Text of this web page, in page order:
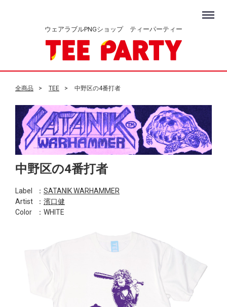
ウェアラブルPNGショップ ティーパーティー
Menu
全商品 TEE 中野区の4番打者
中野区の4番打者
Label ： SATANIK WARHAMMER
Artist
： 濱口健
Color
：WHITE